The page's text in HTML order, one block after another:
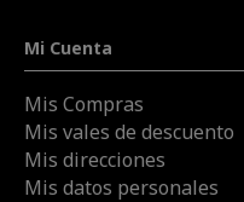
Mi Cuenta
Mis Compras
Mis vales de descuento
Mis direcciones
Mis datos personales